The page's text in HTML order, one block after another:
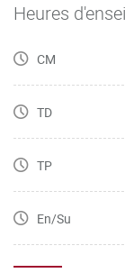
Heures
CM
TD
TP
En/Su